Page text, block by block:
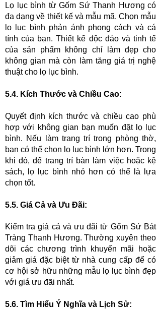
Lọ lục bình từ Gốm Sứ Thanh Hương có
đa dạng về thiết kế và mẫu mã. Chọn mẫu
lọ lục bình phản ánh phong cách và cá
tính của bạn. Thiết kế độc đáo và tinh tế
của sản phẩm không chỉ làm đẹp cho
không gian mà còn làm tăng giá trị nghệ
thuật cho lọ lục bình.
5.4. Kích Thước và Chiều Cao:
Quyết định kích thước và chiều cao phù
hợp với không gian bạn muốn đặt lọ lục
bình. Nếu làm trang trí trong phòng thờ,
bạn có thể chọn lọ lục bình lớn hơn. Trong
khi đó, để trang trí bàn làm việc hoặc kệ
sách, lọ lục bình nhỏ hơn có thể là lựa
chọn tốt.
5.5. Giá Cả và Ưu Đãi:
Kiểm tra giá cả và ưu đãi từ Gốm Sứ Bát
Tràng Thanh Hương. Thường xuyên theo
dõi các chương trình khuyến mãi hoặc
giảm giá đặc biệt từ nhà cung cấp để có
cơ hội sở hữu những mẫu lọ lục bình đẹp
với giá ưu đãi nhất.
5.6. Tìm Hiểu Ý Nghĩa và Lịch Sử: